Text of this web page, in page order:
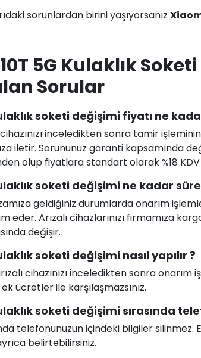
sorunlardan birini yaşıyorsanız
5G Kulaklık
Sorular
soketi değişimi fiyatı ne
cihazınızı inceledikten sonra tamir
iletir. Sorununuz garanti kapsamında
olup fiyatlara standart olarak %18
soketi değişimi ne kadar
geldiğiniz durumlarda onarım
eder. Arızalı cihazlarınızı firmamıza
değişir.
soketi değişimi nasıl yapılır ?
cihazınızı inceledikten sonra
ücretler ile karşılaşmazsınız.
soketi değişimi sırasında
telefonunuzun içindeki bilgiler
belirtebilirsiniz.